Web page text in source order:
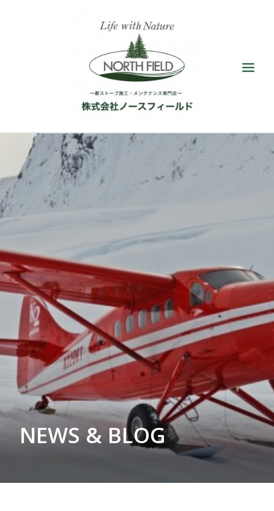
ショールーム
取扱い薪ストーブ
アクセサリー
最新情報／ブログ
会社概要
お問い合わせ
SEARCH
NEWS & BLOG